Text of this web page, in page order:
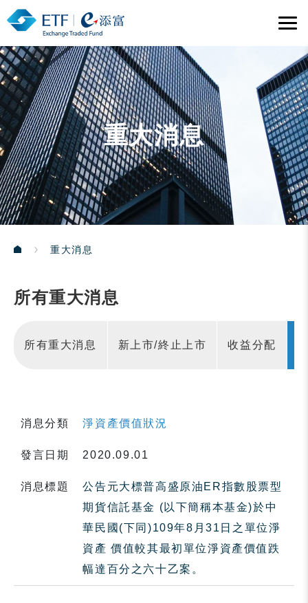
重大消息
重大消息
所有重大消息
所有重大消息 新上市/終止上市 收益分配
消息分類 淨資產價值狀況
發言日期 2020.09.01
消息標題
公告元大標普高盛原油ER指數股票型
期貨信託基金 (以下簡稱本基金)於中
華民國(下同)109年8月31日之單位淨
資產 價值較其最初單位淨資產價值跌
幅達百分之六十乙案。